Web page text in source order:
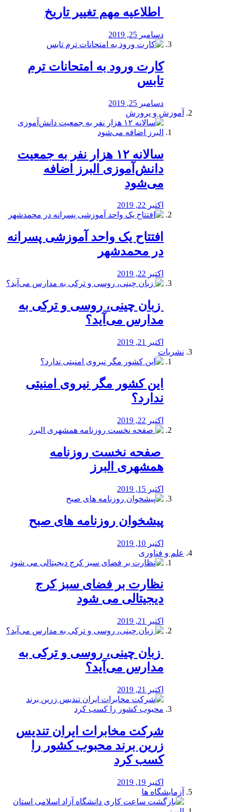
️ اطلاعیه مهم تغییر تاریخ
دسامبر 25, 2019
کارت ورود به امتحانات ترم
تابس
دسامبر 25, 2019
آموزش و پرورش
️سالانه ۱۲ هزار نفر به جمعیت
دانش‌آموزی البرز اضافه
می‌شود
اکتبر 22, 2019
افتتاح یک واحد آموزشی پسرانه
در محمدشهر
اکتبر 22, 2019
️ زبان چینی، روسی و ترکی به
مدارس می‌آید؟
اکتبر 21, 2019
نشریات
این کشور مگر نیروی امنیتی
ندارد؟
اکتبر 22, 2019
️ صفحه نخست روزنامه‌
همشهری البرز
اکتبر 15, 2019
پیشخوان روزنامه های صبح
اکتبر 10, 2019
علم و فناوری
نظارت بر فضای سبز کرج
دیجیتالی می شود
اکتبر 21, 2019
️ زبان چینی، روسی و ترکی به
مدارس می‌آید؟
اکتبر 21, 2019
شرکت مخابرات ایران تندیس
زرین برند محبوب کشور را
کسب کرد
اکتبر 19, 2019
آزمایشگاه ها